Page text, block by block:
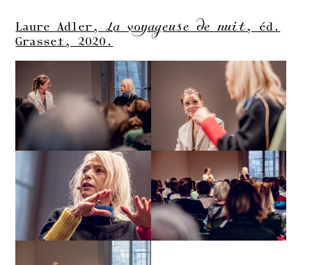
Laure Adler,La voyageuse de nuit, éd.
Grasset, 2020.